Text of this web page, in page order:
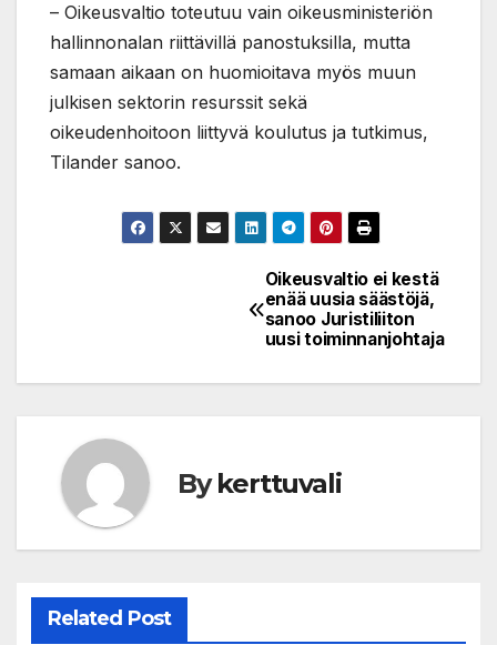
– Oikeusvaltio toteutuu vain oikeusministeriön
hallinnonalan riittävillä panostuksilla, mutta
samaan aikaan on huomioitava myös muun
julkisen sektorin resurssit sekä
oikeudenhoitoon liittyvä koulutus ja tutkimus,
Tilander sanoo.
Oikeusvaltio ei kestä
enää uusia säästöjä,
sanoo Juristiliiton
uusi toiminnanjohtaja
Bykerttuvali
Related Post